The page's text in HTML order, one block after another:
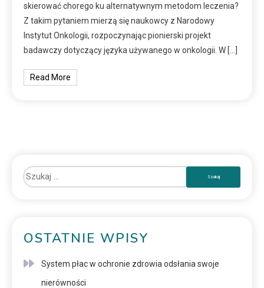
skierować chorego ku alternatywnym metodom leczenia?
Z takim pytaniem mierzą się naukowcy z Narodowy
Instytut Onkologii, rozpoczynając pionierski projekt
badawczy dotyczący języka używanego w onkologii. W […]
Read More
OSTATNIE WPISY
System płac w ochronie zdrowia odsłania swoje
nierówności